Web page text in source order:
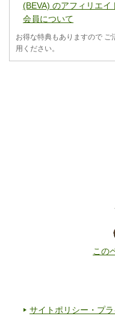
(BEVA) のアフィリエイ
会員について
お得な特典もありますので ご
用ください。
この
サイトポリシー・プ